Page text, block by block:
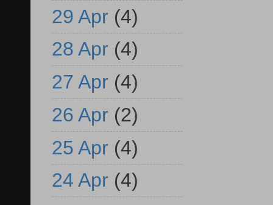
29 Apr (4)
28 Apr (4)
27 Apr (4)
26 Apr (2)
25 Apr (4)
24 Apr (4)